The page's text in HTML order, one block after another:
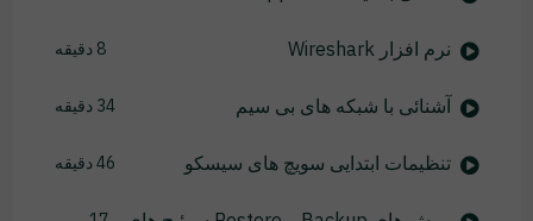
نرم افزار Wireshark 8 دقیقه
آشنائی با شبکه های بی سیم 34 دقیقه
تنظیمات ابتدایی سویچ های سیسکو 46 دقیقه